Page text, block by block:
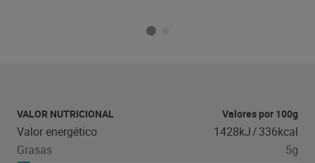
VALOR NUTRICIONAL Valores por 100g
Valor energético 1428kJ/336kcal
Grasas
5g